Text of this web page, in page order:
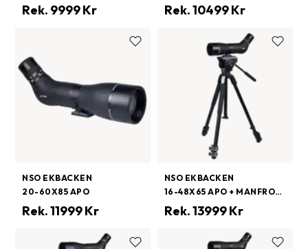
Rek. 9999Kr Rek.10499Kr
NSO EKBACKEN
20-60X85 APO
Rek.11999Kr
NSO EKBACKEN
16-48X65 APO + MANFROTTO MVH500/MT190X3 ALUMINIUM
Rek.13999Kr